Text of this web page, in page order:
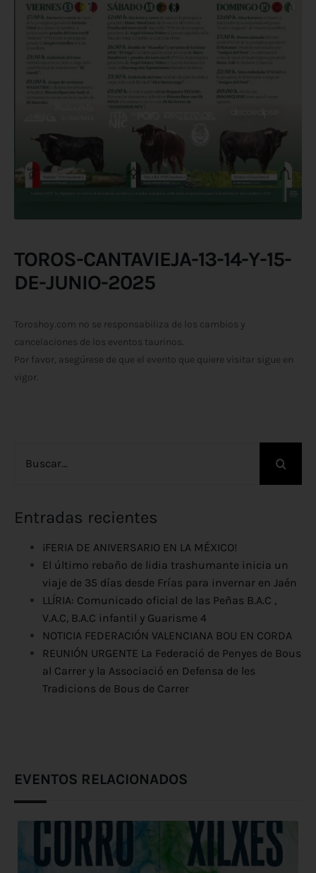
TOROS-CANTAVIEJA-13-14-Y-15-
DE-JUNIO-2025
Toroshoy.com no se responsabiliza de los cambios y
cancelaciones de los eventos taurinos.
Por favor, asegúrese de que el evento que quiere visitar sigue en
vigor.
Entradas recientes
¡FERIA DE ANIVERSARIO EN LA MÉXICO!
El último rebaño de lidia trashumante inicia un
viaje de 35 días desde Frías para invernar en Jaén
LLÍRIA: Comunicado oficial de las Peñas B.A.C ,
V.A.C, B.A.C infantil y Guarisme 4
NOTICIA FEDERACIÓN VALENCIANA BOU EN CORDA
REUNIÓN URGENTE La Federació de Penyes de Bous
al Carrer y la Associació en Defensa de les
Tradicions de Bous de Carrer
EVENTOS RELACIONADOS